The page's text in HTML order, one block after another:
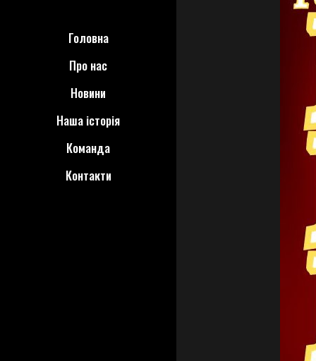
Головна
Про нас
Новини
Наша історія
Команда
Контакти